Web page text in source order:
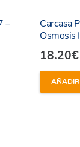
con los
–
Carcasa
Osmosis
18.20€